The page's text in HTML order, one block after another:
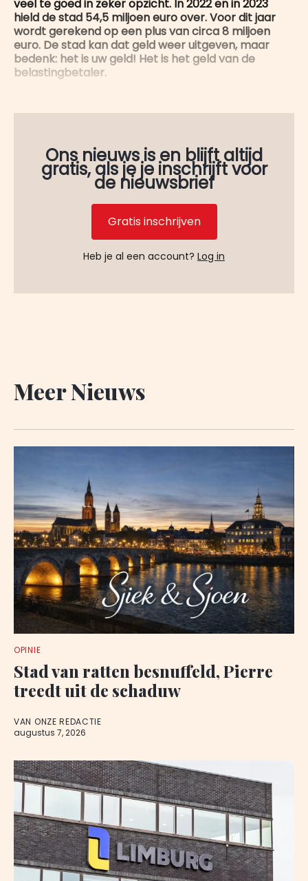
veel te goed in zeker opzicht. In 2022 en in 2023
hield de stad 54,5 miljoen euro over. Voor dit jaar
wordt gerekend op een plus van circa 8 miljoen
euro. De stad kan dat geld weer uitgeven, maar
bedenk: het is uw geld! Het is het geld van de
belastingbetaler.
Ons nieuws is en blijft altijd
gratis, als je je inschrijft voor
de nieuwsbrief
Gratis inschrijven
Heb je al een account? Log in
Meer Nieuws
OPINIE
Stad van ratten besnuffeld, Pierre
treedt uit de schaduw
VAN ONZE REDACTIE
augustus 7, 2026